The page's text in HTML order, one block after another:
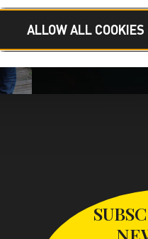
ALLOW ALL COOKIES